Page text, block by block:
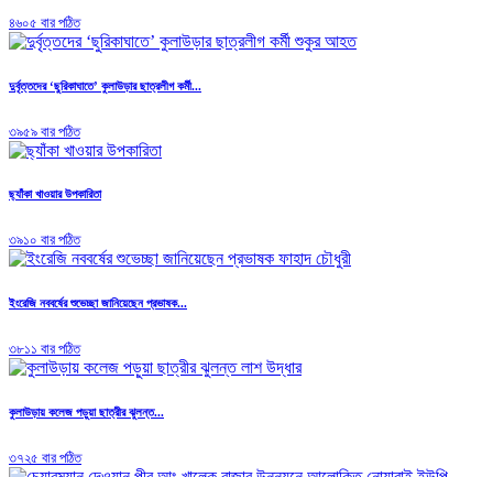
৪৬০৫ বার পঠিত
দুর্বৃত্তদের ‘ছুরিকাঘাতে’ কুলাউড়ার ছাত্রলীগ কর্মী...
৩৯৫৯ বার পঠিত
ছ্যাঁকা খাওয়ার উপকারিতা
৩৯১০ বার পঠিত
ইংরেজি নববর্ষের শুভেচ্ছা জানিয়েছেন প্রভাষক...
৩৮১১ বার পঠিত
কুলাউড়ায় কলেজ পড়ুয়া ছাত্রীর ঝুলন্ত...
৩৭২৫ বার পঠিত